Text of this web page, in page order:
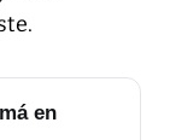
en